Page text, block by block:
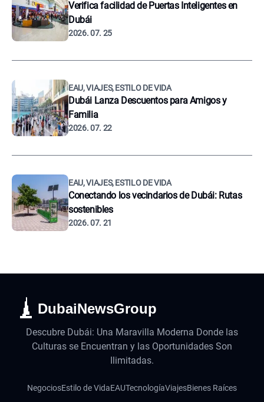
Verifica facilidad de Puertas Inteligentes en
Dubái
2026. 07. 25
EAU, VIAJES, ESTILO DE VIDA
Dubái Lanza Descuentos para Amigos y
Familia
2026. 07. 22
EAU, VIAJES, ESTILO DE VIDA
Conectando los vecindarios de Dubái: Rutas
sostenibles
2026. 07. 21
DubaiNewsGroup
Descubre Dubái: Una Maravilla Moderna Donde las
Culturas se Encuentran y las Oportunidades Son
Ilimitadas.
NegociosEstilo de VidaEAUTecnologíaViajesBienes Raíces